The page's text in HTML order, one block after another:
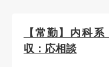
【常勤】内科
収：応相談